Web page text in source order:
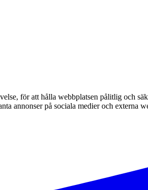
för att hålla webbplatsen pålitlig och
annonser på sociala medier och externa